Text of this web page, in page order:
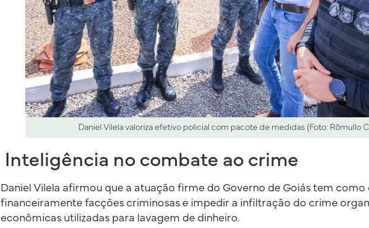
Daniel Vilela valoriza efetivo policial com pacote de medidas (Foto: Rômullo
Inteligência no combate ao crime
Daniel Vilela afirmou que a atuação firme do Governo de Goiás tem
financeiramente facções criminosas e impedir a infiltração do crime
econômicas utilizadas para lavagem de dinheiro.